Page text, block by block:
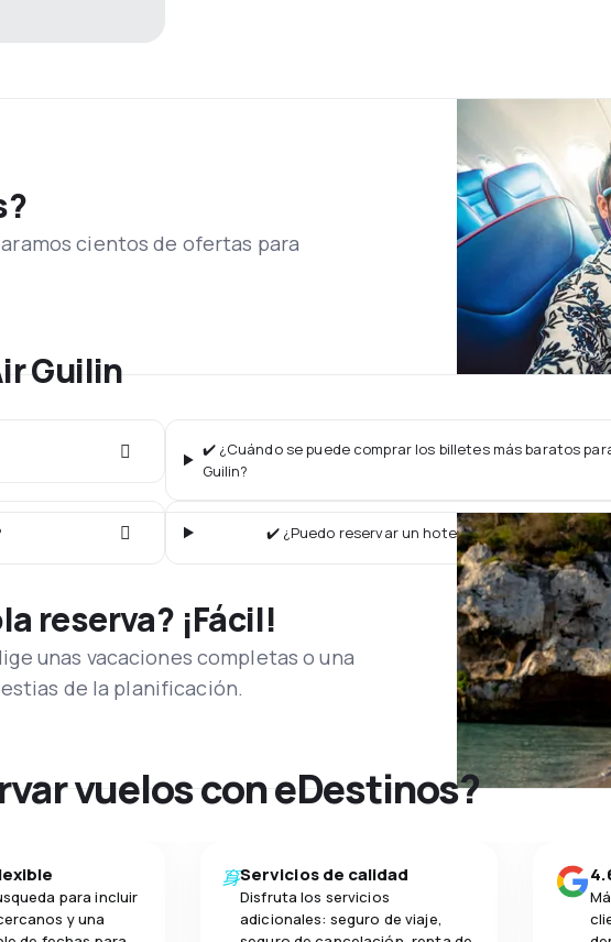
cientos de ofertas para
Guilin
✔️ ¿Cuándo se puede comprar los billetes más baratos
Guilin?
✔️ ¿Puedo reservar un hotel junto con un vuelo
reserva? ¡Fácil!
unas vacaciones completas o una
de la planificación.
vuelos con eDestinos?
para incluir
y una
Servicios de calidad
Disfruta los servicios
adicionales: seguro de viaje,